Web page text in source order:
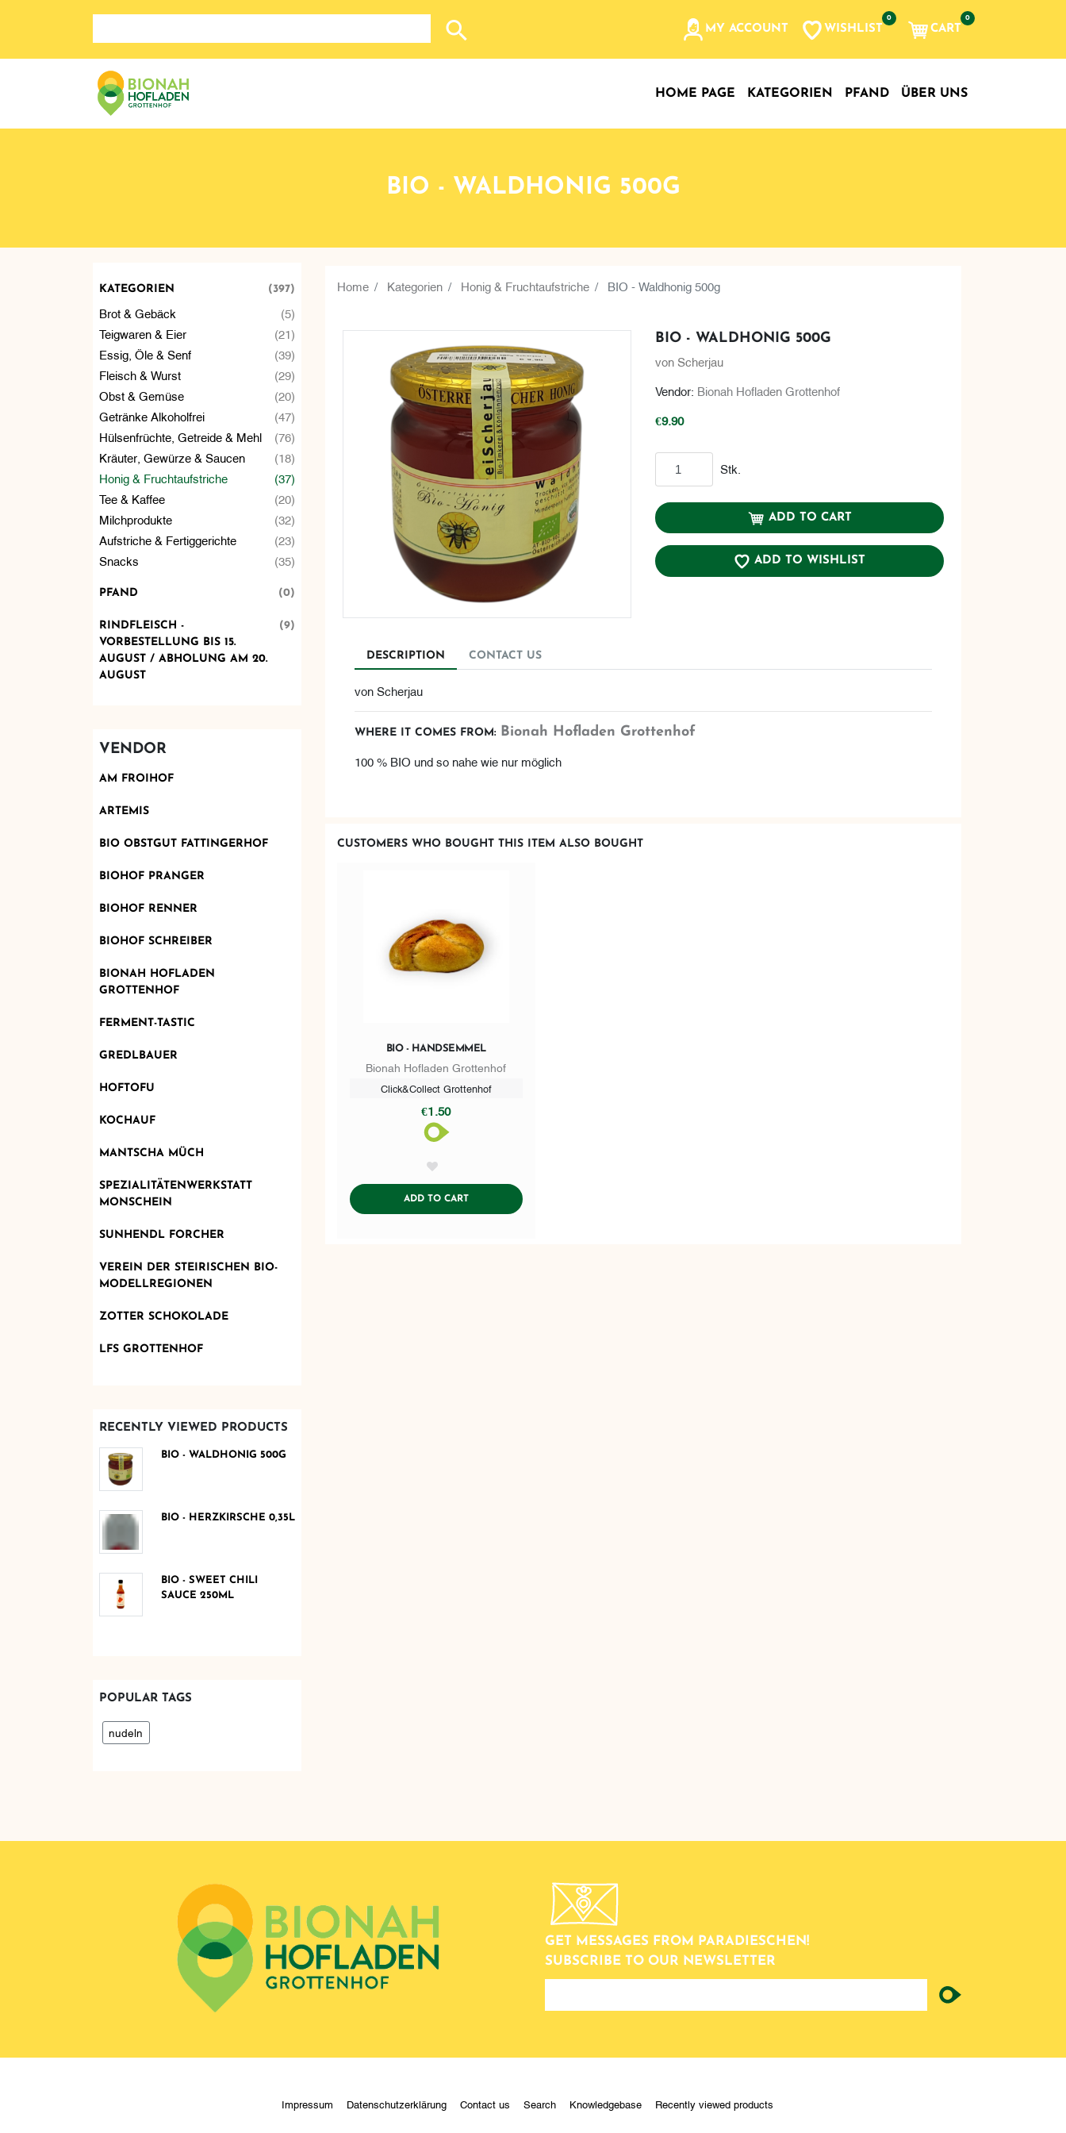
Search store MY ACCOUNT WISHLIST
0
CART
0
HOME PAGE KATEGORIEN PFAND ÜBER UNS
BIO - WALDHONIG 500G
KATEGORIEN (397)
Brot & Gebäck (5)
Teigwaren & Eier (21)
Essig, Öle & Senf (39)
Fleisch & Wurst (29)
Obst & Gemüse (20)
Getränke Alkoholfrei (47)
Hülsenfrüchte, Getreide & Mehl (76)
Kräuter, Gewürze & Saucen (18)
Honig & Fruchtaufstriche (37)
Tee & Kaffee (20)
Milchprodukte (32)
Aufstriche & Fertiggerichte (23)
Snacks (35)
PFAND (0)
RINDFLEISCH -
VORBESTELLUNG BIS 15.
AUGUST / ABHOLUNG AM 20.
AUGUST
(9)
VENDOR
AM FROIHOF
ARTEMIS
BIO OBSTGUT FATTINGERHOF
BIOHOF PRANGER
BIOHOF RENNER
BIOHOF SCHREIBER
BIONAH HOFLADEN
GROTTENHOF
FERMENT-TASTIC
GREDLBAUER
HOFTOFU
KOCHAUF
MANTSCHA MÜCH
SPEZIALITÄTENWERKSTATT
MONSCHEIN
SUNHENDL FORCHER
VEREIN DER STEIRISCHEN BIO-
MODELLREGIONEN
ZOTTER SCHOKOLADE
LFS GROTTENHOF
RECENTLY VIEWED PRODUCTS
BIO - WALDHONIG 500G
BIO - HERZKIRSCHE 0,35L
BIO - SWEET CHILI
SAUCE 250ML
POPULAR TAGS
nudeln
Home Kategorien Honig & Fruchtaufstriche BIO - Waldhonig 500g
BIO - WALDHONIG 500G
von Scherjau
Vendor: Bionah Hofladen Grottenhof
€9.90
Stk.
ADD TO CART
ADD TO WISHLIST
DESCRIPTION CONTACT US
von Scherjau
WHERE IT COMES FROM: Bionah Hofladen Grottenhof
100 % BIO und so nahe wie nur möglich
CUSTOMERS WHO BOUGHT THIS ITEM ALSO BOUGHT
BIO - HANDSEMMEL
Bionah Hofladen Grottenhof
Click&Collect Grottenhof
€1.50
ADD TO CARTADDTOCART
GET MESSAGES FROM PARADIESCHEN!
SUBSCRIBE TO OUR NEWSLETTER
newsletter
Impressum Datenschutzerklärung Contact us Search Knowledgebase Recently viewed products